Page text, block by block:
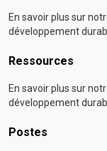
En savoir plus sur
développement
Ressources
En savoir plus sur
développement
Postes